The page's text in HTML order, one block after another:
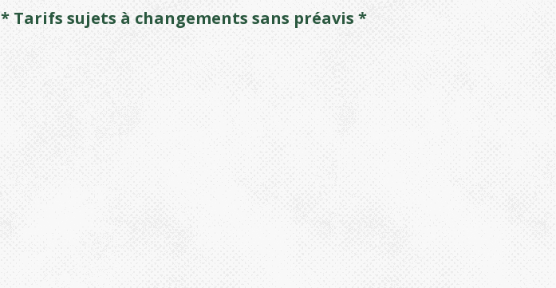
* Tarifs sujets à changements sans préavis *